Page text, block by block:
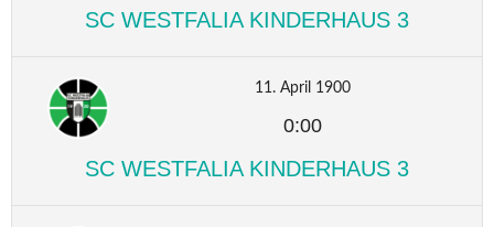
SC WESTFALIA KINDERHAUS 3
11. April 1900
0:00
SC WESTFALIA KINDERHAUS 3